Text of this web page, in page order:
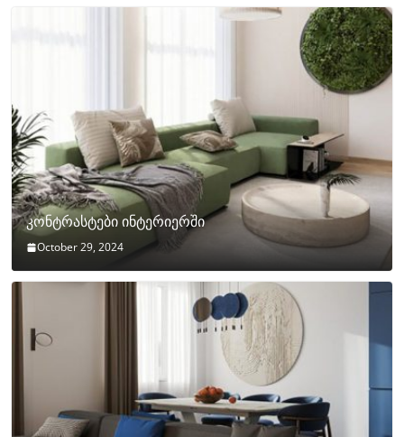
კონტრასტები ინტერიერში
October 29, 2024